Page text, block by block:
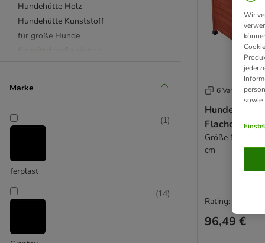
Hundehütte Holz
Hundehütte Kunststoff
für große Hunde
für mittelgroße Hunde
Marke
ferplast
(1)
(14)
6 Varianten
Hundehütte
Flachdach
Größe M: B 104
cm
96,49 €
Rating: 4.5/5
Wir
sowie